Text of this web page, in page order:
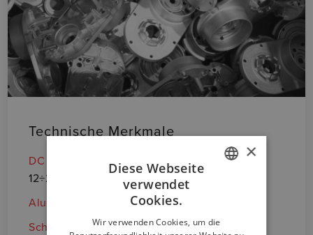
Technische Merkmale
DC Motoren
12÷24÷36 V
Alu Kolbenstange
Schutzart
×
Diese Webseite
verwendet
Cookies.
Wir verwenden Cookies, um die